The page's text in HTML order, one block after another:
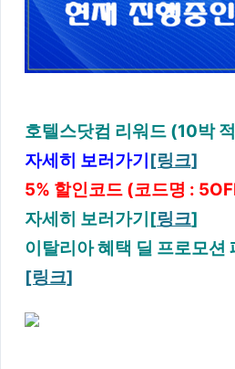
호텔스닷컴 리워드 (10박
자세히 보러가기 [링크]
5% 할인코드 (코드명 :
자세히 보러가기[링크]
이탈리아 혜택 딜 프로모션
[링크]